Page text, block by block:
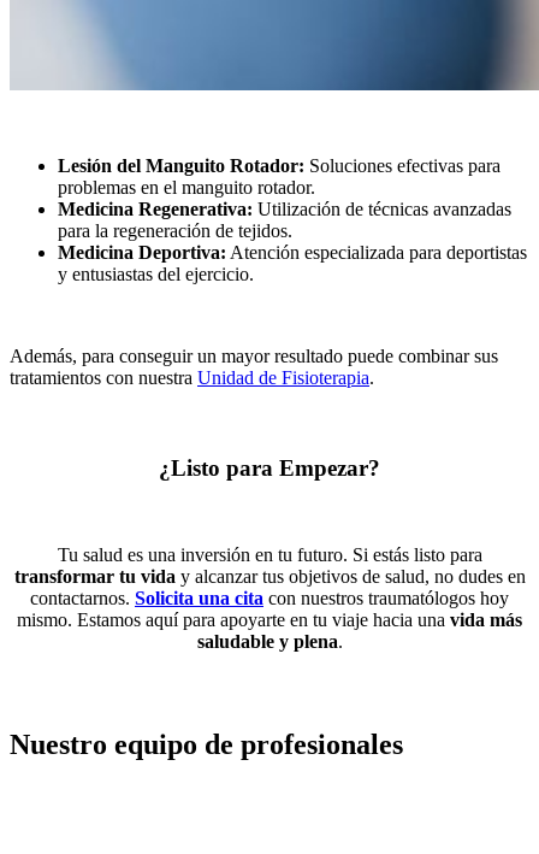
Lesión del Manguito Rotador: Soluciones efectivas para
problemas en el manguito rotador.
Medicina Regenerativa: Utilización de técnicas avanzadas
para la regeneración de tejidos.
Medicina Deportiva: Atención especializada para deportistas
y entusiastas del ejercicio.
Además, para conseguir un mayor resultado puede combinar sus
tratamientos con nuestra Unidad de Fisioterapia.
¿Listo para Empezar?
Tu salud es una inversión en tu futuro. Si estás listo para
transformar tu viday alcanzar tus objetivos de salud, no dudes en
contactarnos. Solicita una cita con nuestros traumatólogos hoy
mismo. Estamos aquí para apoyarte en tu viaje hacia una vida más
saludable y plena.
Nuestro equipo de profesionales